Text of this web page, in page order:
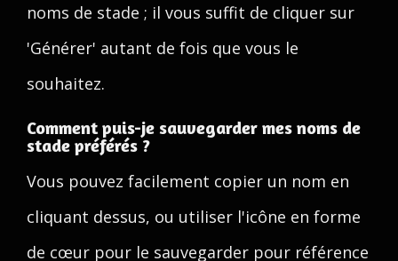
noms de stade ; il vous suffit de cliquer sur
'Générer' autant de fois que vous le
souhaitez.
Comment puis-je sauvegarder mes noms de
stade préférés ?
Vous pouvez facilement copier un nom en
cliquant dessus, ou utiliser l'icône en forme
de cœur pour le sauvegarder pour référence